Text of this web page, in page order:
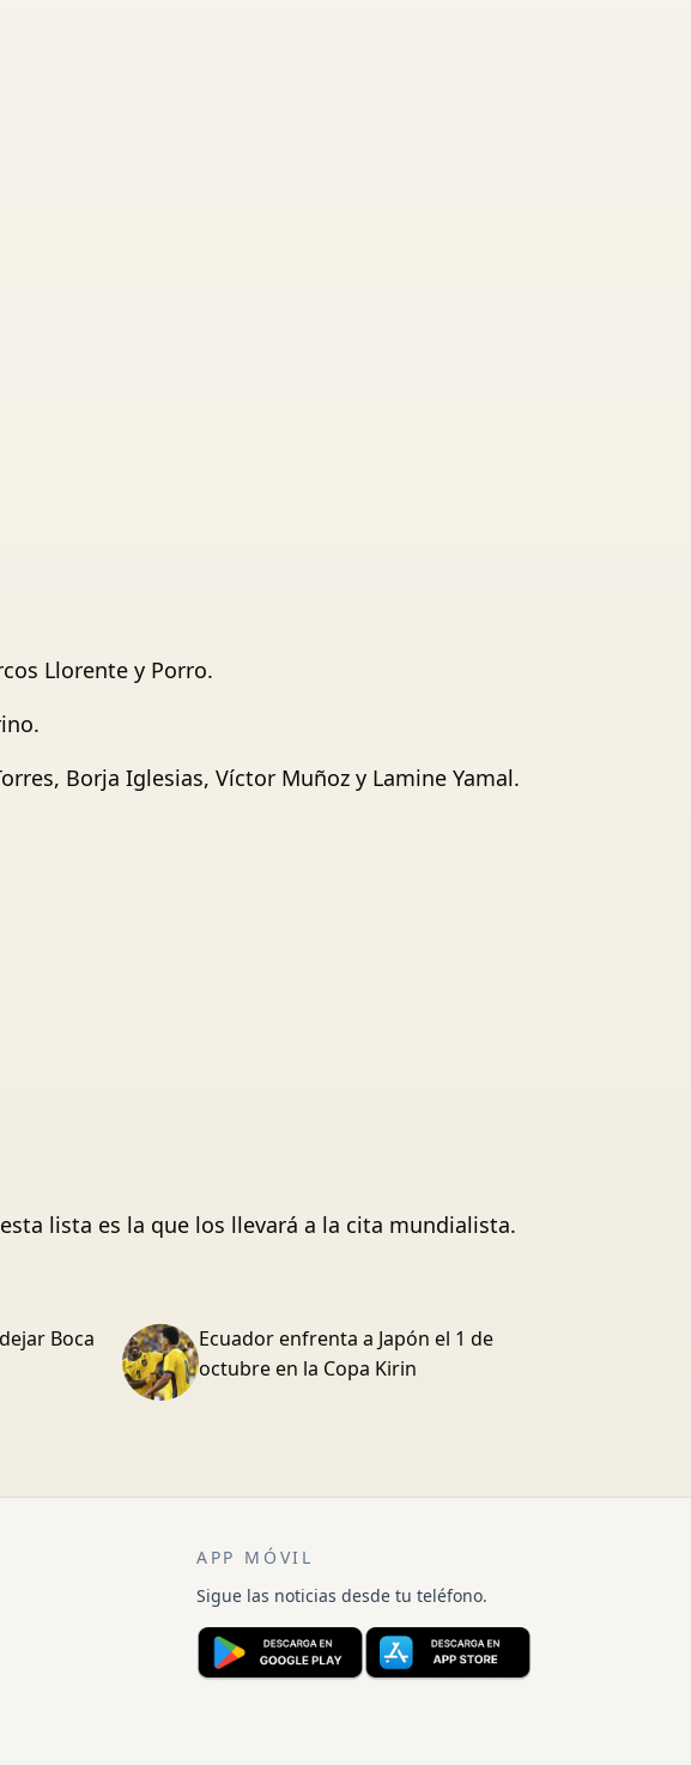
Llorente y Porro.
Borja Iglesias, Víctor Muñoz y Lamine Yamal.
lista es la que los llevará a la cita mundialista.
Boca
Ecuador enfrenta a Japón el 1 de
octubre en la Copa Kirin
APP MÓVIL
Sigue las noticias desde tu teléfono.